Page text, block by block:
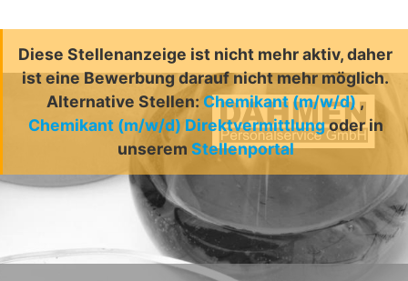
Diese Stellenanzeige ist nicht mehr aktiv, daher
ist eine Bewerbung darauf nicht mehr möglich.
Alternative Stellen: Chemikant (m/w/d) ,
Chemikant (m/w/d) Direktvermittlungoder in
unserem Stellenportal